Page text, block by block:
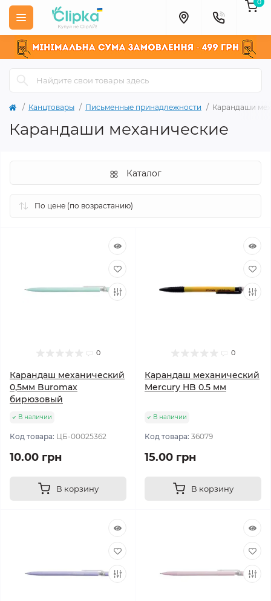
Канцтовары Письменные принадлежности Карандаши
Карандаши механические
Каталог
0
Карандаш механический
0,5мм Buromax
бирюзовый
В наличии
Код товара: ЦБ-00025362
10.00 грн
В корзину
0
Карандаш механический
Mercury HB 0.5 мм
В наличии
Код товара: 36079
15.00 грн
В корзину